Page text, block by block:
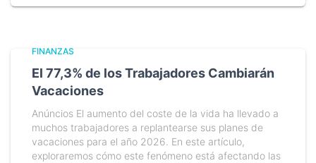
FINANZAS
El 77,3% de los Trabajadores Cambiarán
Vacaciones
Anúncios El aumento del coste de la vida ha llevado a
muchos trabajadores a replantearse sus planes de
vacaciones para el año 2026. En este artículo,
exploraremos cómo este fenómeno está afectando las